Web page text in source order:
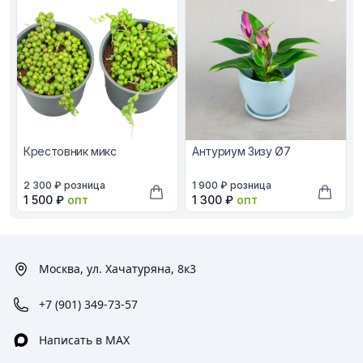
Крестовник микс
В наличии, цена в рублях
2 300 ₽ розница
Оптовая цена в рублях
1 500 ₽ опт
Добавить в корзину
Антуриум Зизу Ø7
В наличии, цена в рублях
1 900 ₽ розница
Оптовая цена в рублях
1 300 ₽ опт
Москва, ул. Хачатуряна, 8к3
+7 (901) 349-73-57
Написать в MAX